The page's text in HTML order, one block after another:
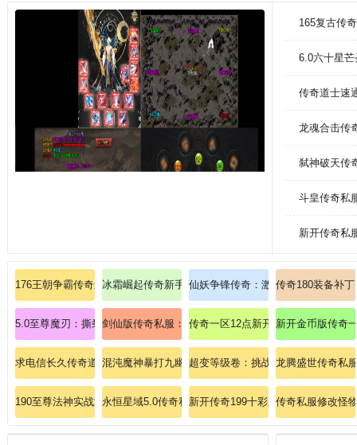
165复古传
6.0六十星
传奇道士速
龙魂合击传
弑神破天传
斗皇传奇私
新开传奇私
176王朝争霸传奇速通法师英雄雷电术精通
冰霜崛起传奇新手入门：法师冰咆哮全指南！
仙妖争锋传奇：激战私服中的仙妖
传奇180装备补
5.0至尊魔刃：撕裂苍穹，铸就传奇永恒神话！
剑仙版传奇私服：剑仙传奇，剑气冲霄再起！
传奇一区12点新开亲自伴我们探索
新开金币版传奇
求电信长久传奇道士怎样巩固英雄圣言术
混沌魔神暴打九幽邪神的至尊秘典超变等级卷：挑战穷人变态秒杀传
龙腾盛世传奇私
190至尊法神实战测评道士幽灵盾技巧永恒星域5.0传奇私服：揭秘混沌套装的灭世属性！
新开传奇199十彩道士如何能升高英
传奇私服修改怪